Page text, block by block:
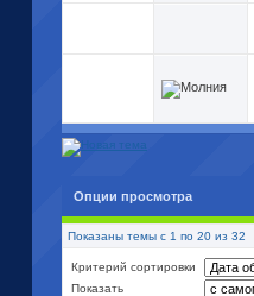
Опции просмотра
Показаны темы с 1 по 20 из 32
Критерий сортировки
Показать